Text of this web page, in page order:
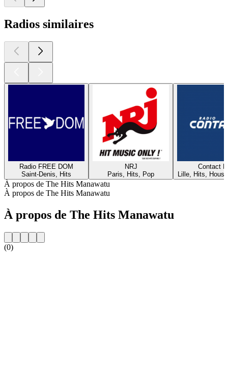
Radios similaires
Radio FREE DOM
Saint-Denis, Hits
NRJ
Paris, Hits, Pop
Contact
Lille, Hits,
À propos de The Hits Manawatu
À propos de The Hits Manawatu
À propos de The Hits Manawatu
(0)